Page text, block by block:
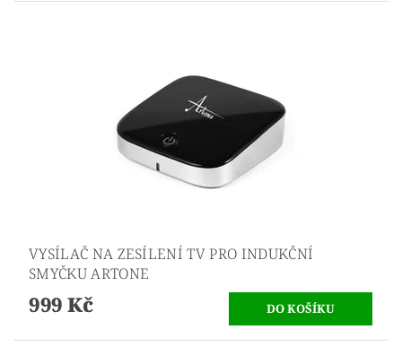
VYSÍLAČ NA ZESÍLENÍ TV PRO INDUKČNÍ
SMYČKU ARTONE
999 Kč